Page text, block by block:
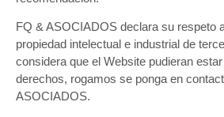
FQ & ASOCIADOS declara su respeto
propiedad intelectual e industrial de
considera que el Website pudieran
derechos, rogamos se ponga en
ASOCIADOS.